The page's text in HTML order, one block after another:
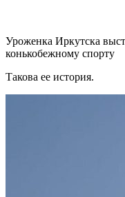
Уроженка Иркутска
конькобежному спорту
Такова ее история.